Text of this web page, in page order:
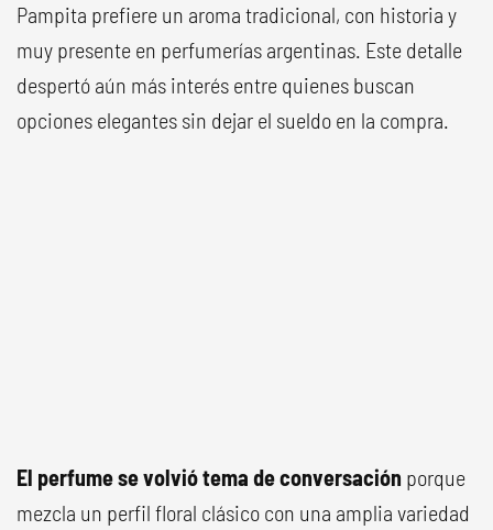
Pampita prefiere un aroma tradicional, con historia y
muy presente en perfumerías argentinas. Este detalle
despertó aún más interés entre quienes buscan
opciones elegantes sin dejar el sueldo en la compra.
El perfume se volvió tema de conversación porque
mezcla un perfil floral clásico con una amplia variedad